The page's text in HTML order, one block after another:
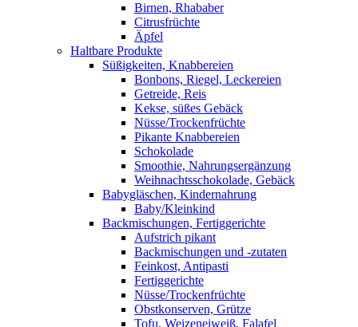
Birnen, Rhababer
Citrusfrüchte
Äpfel
Haltbare Produkte
Süßigkeiten, Knabbereien
Bonbons, Riegel, Leckereien
Getreide, Reis
Kekse, süßes Gebäck
Nüsse/Trockenfrüchte
Pikante Knabbereien
Schokolade
Smoothie, Nahrungsergänzung
Weihnachtsschokolade, Gebäck
Babygläschen, Kindernahrung
Baby/Kleinkind
Backmischungen, Fertiggerichte
Aufstrich pikant
Backmischungen und -zutaten
Feinkost, Antipasti
Fertiggerichte
Nüsse/Trockenfrüchte
Obstkonserven, Grütze
Tofu, Weizeneiweiß, Falafel